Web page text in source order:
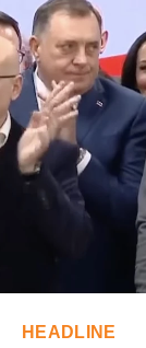
HEADLINE